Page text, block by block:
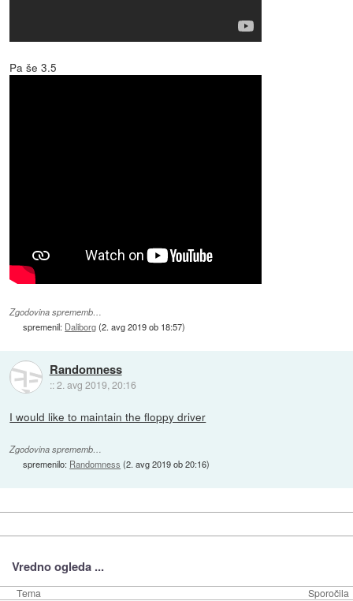
Pa še 3.5
Zgodovina sprememb…
spremenil: Daliborg(2. avg 2019 ob 18:57)
Randomness
::2. avg 2019, 20:16
I would like to maintain the floppy driver
Zgodovina sprememb…
spremenilo: Randomness (2. avg 2019 ob 20:16)
Vredno ogleda ...
Tema Sporočila